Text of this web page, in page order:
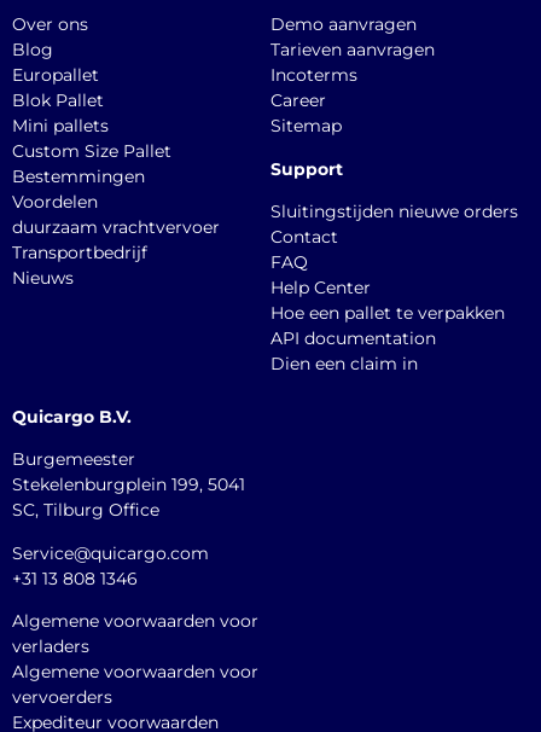
Over ons
Blog
Europallet
Blok Pallet
Mini pallets
Custom Size Pallet
Bestemmingen
Voordelen
duurzaam vrachtvervoer
Transportbedrijf
Nieuws
Demo aanvragen
Tarieven aanvragen
Incoterms
Career
Sitemap
Support
Sluitingstijden nieuwe orders
Contact
FAQ
Help Center
Hoe een pallet te verpakken
API documentation
Dien een claim in
Quicargo B.V.
Burgemeester
Stekelenburgplein 199, 5041
SC, Tilburg Office
Service@quicargo.com
+31 13 808 1346
Algemene voorwaarden voor
verladers
Algemene voorwaarden voor
vervoerders
Expediteur voorwaarden